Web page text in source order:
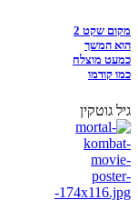
מקום שקט 2
הוא המשך
כמעט מוצלח
כמו קודמו
גיל גוטקין